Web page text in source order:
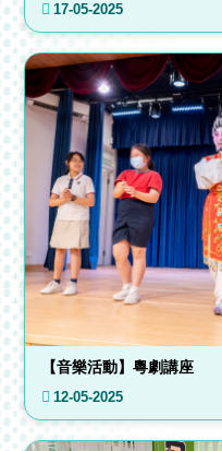
17-05-2025
【音樂活動】粵劇講座
12-05-2025